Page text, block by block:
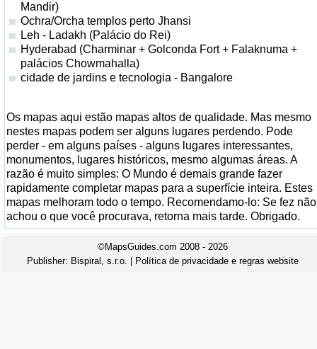
Mandir)
Ochra/Orcha templos perto Jhansi
Leh - Ladakh (Palácio do Rei)
Hyderabad (Charminar + Golconda Fort + Falaknuma +
palácios Chowmahalla)
cidade de jardins e tecnologia - Bangalore
Os mapas aqui estão mapas altos de qualidade. Mas mesmo
nestes mapas podem ser alguns lugares perdendo. Pode
perder - em alguns países - alguns lugares interessantes,
monumentos, lugares históricos, mesmo algumas áreas. A
razão é muito simples: O Mundo é demais grande fazer
rapidamente completar mapas para a superfície inteira. Estes
mapas melhoram todo o tempo. Recomendamo-lo: Se fez não
achou o que você procurava, retorna mais tarde. Obrigado.
©MapsGuides.com 2008 - 2026
Publisher: Bispiral, s.r.o. Política de privacidade e regras website